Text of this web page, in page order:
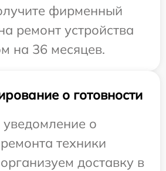
фирменный
ремонт устройства
на 36 месяцев.
о готовности
о
техники
доставку в